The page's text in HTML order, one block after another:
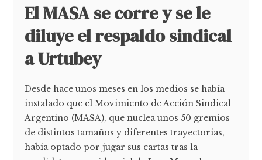
El MASA se corre y se le
diluye el respaldo sindical
a Urtubey
Desde hace unos meses en los medios se había
instalado que el Movimiento de Acción Sindical
Argentino (MASA), que nuclea unos 50 gremios
de distintos tamaños y diferentes trayectorias,
había optado por jugar sus cartas tras la